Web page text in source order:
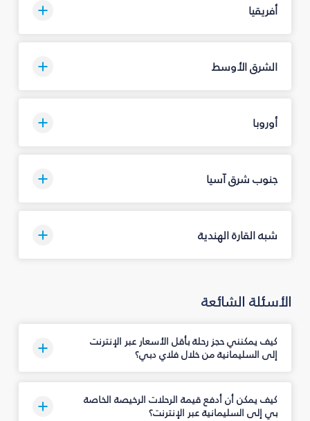
أفريقيا
الشرق الأوسط
أوروبا
جنوب شرق آسيا
شبه القارة الهندية
الأسئلة الشائعة
كيف يمكنني حجز رحلة بأقل الأسعار عبر الإنترنت
إلى السليمانية‎ من خلال فلاي دبي؟
كيف يمكن أن أدفع قيمة الرحلات الرخيصة الخاصة
بي إلى السليمانية‎ عبر الإنترنت؟